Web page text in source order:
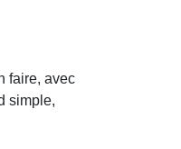
faire, avec
simple,